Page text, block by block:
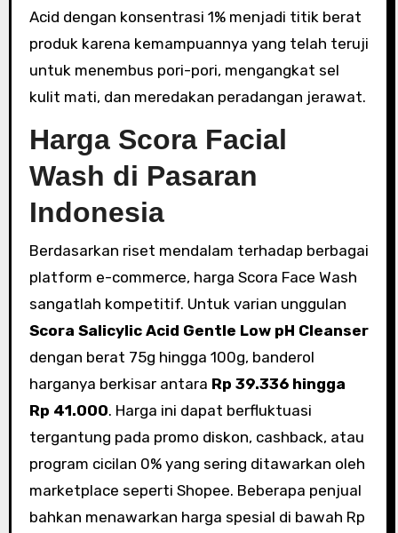
Acid dengan konsentrasi 1% menjadi titik berat
produk karena kemampuannya yang telah teruji
untuk menembus pori-pori, mengangkat sel
kulit mati, dan meredakan peradangan jerawat.
Harga Scora Facial
Wash di Pasaran
Indonesia
Berdasarkan riset mendalam terhadap berbagai
platform e-commerce, harga Scora Face Wash
sangatlah kompetitif. Untuk varian unggulan
Scora Salicylic Acid Gentle Low pH Cleanser
dengan berat 75g hingga 100g, banderol
harganya berkisar antara Rp 39.336 hingga
Rp 41.000. Harga ini dapat berfluktuasi
tergantung pada promo diskon, cashback, atau
program cicilan 0% yang sering ditawarkan oleh
marketplace seperti Shopee. Beberapa penjual
bahkan menawarkan harga spesial di bawah Rp